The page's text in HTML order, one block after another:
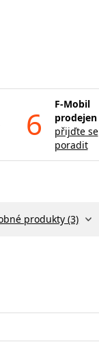
6
F-Mobil
prodejen
přijďte se
poradit
produkty (3)